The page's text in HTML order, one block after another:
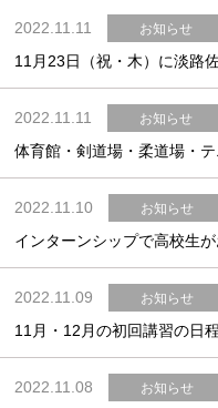
2022.11.11 お知らせ
11月23日（祝・木）に淡路
2022.11.11 お知らせ
2022.11.10 お知らせ
インターンシップで高校生が
2022.11.09 お知らせ
11月・12月の初回講習の日程
2022.11.08 お知らせ